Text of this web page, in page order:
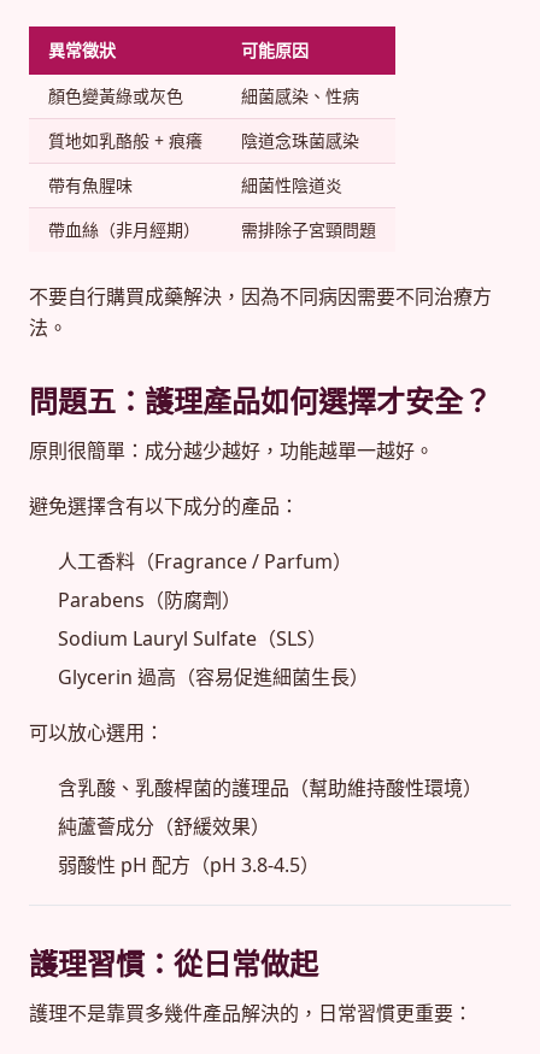
異常徵狀
可能原因
顏色變黃綠或灰色
細菌感染、性病
質地如乳酪般 + 痕癢
陰道念珠菌感染
帶有魚腥味
細菌性陰道炎
帶血絲（非月經期）
需排除子宮頸問題
不要自行購買成藥解決，因為不同病因需要不同治療方
法。
問題五：護理產品如何選擇才安全？
原則很簡單：成分越少越好，功能越單一越好。
避免選擇含有以下成分的產品：
人工香料（Fragrance / Parfum）
Parabens（防腐劑）
Sodium Lauryl Sulfate（SLS）
Glycerin 過高（容易促進細菌生長）
可以放心選用：
含乳酸、乳酸桿菌的護理品（幫助維持酸性環境）
純蘆薈成分（舒緩效果）
弱酸性 pH 配方（pH 3.8-4.5）
護理習慣：從日常做起
護理不是靠買多幾件產品解決的，日常習慣更重要：